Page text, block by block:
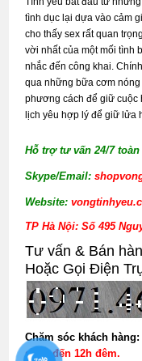
tình dục lại dựa vào cảm
cho thấy sex rất quan
vời nhất của một mối tình
nhắc đến công khai.
qua những bữa cơm
phương cách để giữ cuộc
lịch yêu hợp lý để giữ lửa
Hỗ trợ tư vấn 24/7 toàn
Skype/Email:
Website:
TP Hà Nội: Số 495
Tư vấn & Bán
Hoặc Gọi Điện
Chăm sóc khách hàng:
sáng đến 12h đêm.